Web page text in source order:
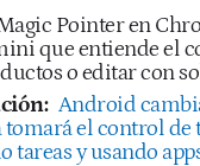
Pointer en
que entiende el
o editar con
Android
tomará el control de
tareas y usando